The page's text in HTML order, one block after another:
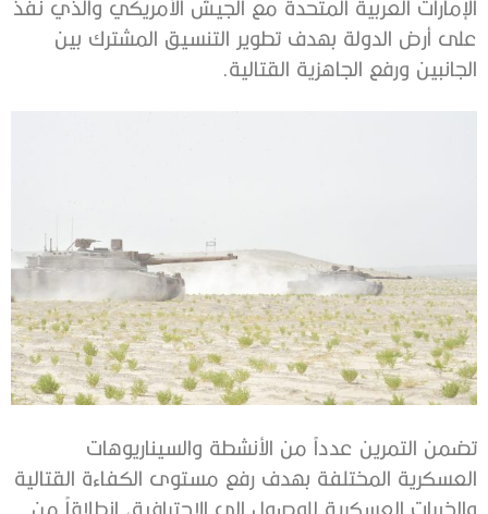
الإمارات العربية المتحدة مع الجيش الأمريكي والذي نفذ
على أرض الدولة بهدف تطوير التنسيق المشترك بين
الجانبين ورفع الجاهزية القتالية.
تضمن التمرين عدداً من الأنشطة والسيناريوهات
العسكرية المختلفة بهدف رفع مستوى الكفاءة القتالية
والخبرات العسكرية للوصول إلى الاحترافية، انطلاقاً من